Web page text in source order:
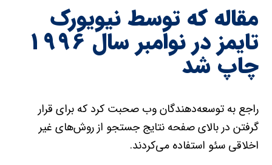
مقاله که توسط نيويورک
تايمز در نوامبر سال ۱۹۹۶
چاپ شد
راجع به توسعه‌دهندگان وب صحبت کرد که براي قرار
گرفتن در بالاي صفحه نتايج جستجو از روش‌هاي غير
اخلاقي سئو استفاده مي‌کردند.